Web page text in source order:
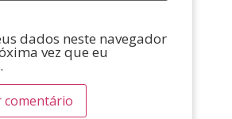
dados neste navegador
vez que eu